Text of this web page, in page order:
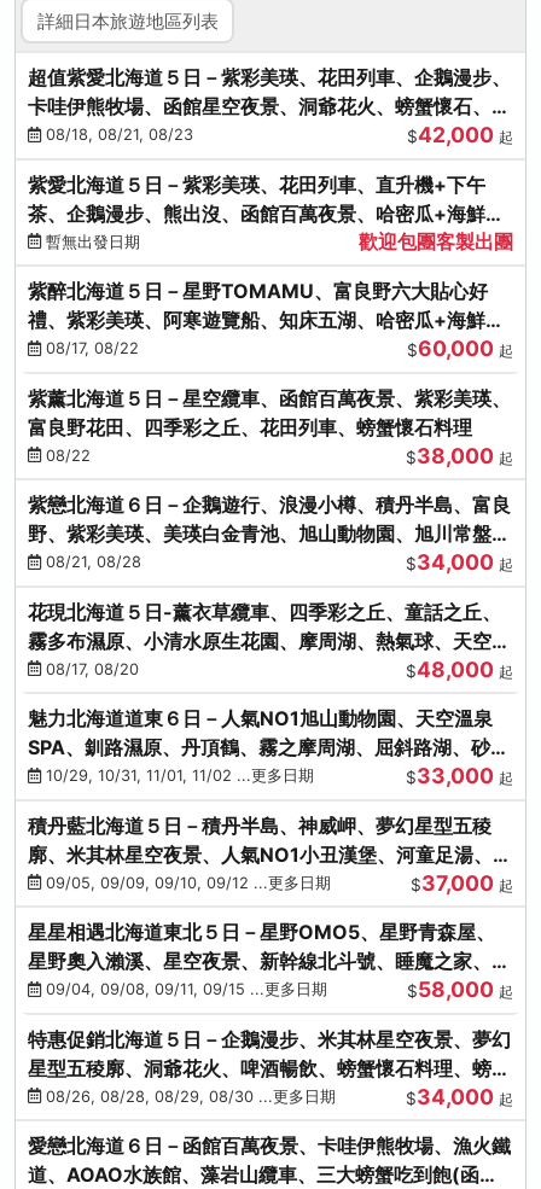
詳細日本旅遊地區列表
超值紫愛北海道５日－紫彩美瑛、花田列車、企鵝漫步、
卡哇伊熊牧場、函館星空夜景、洞爺花火、螃蟹懷石、啤
酒暢飲
08/18, 08/21, 08/23 $42,000 起
紫愛北海道５日－紫彩美瑛、花田列車、直升機+下午
茶、企鵝漫步、熊出沒、函館百萬夜景、哈密瓜+海鮮和
牛八大螃蟹吃到飽
暫無出發日期 歡迎包團客製出團
紫醉北海道５日－星野TOMAMU、富良野六大貼心好
禮、紫彩美瑛、阿寒遊覽船、知床五湖、哈密瓜+海鮮和
牛螃蟹吃到飽
08/17, 08/22 $60,000 起
紫薰北海道５日－星空纜車、函館百萬夜景、紫彩美瑛、
富良野花田、四季彩之丘、花田列車、螃蟹懷石料理
08/22 $38,000 起
紫戀北海道６日－企鵝遊行、浪漫小樽、積丹半島、富良
野、紫彩美瑛、美瑛白金青池、旭山動物園、旭川常盤旋
轉塔08/21, 08/28 $34,000 起
花現北海道５日-薰衣草纜車、四季彩之丘、童話之丘、
霧多布濕原、小清水原生花園、摩周湖、熱氣球、天空溫
泉SPA、螃蟹吃到飽
08/17, 08/20 $48,000 起
魅力北海道道東６日－人氣NO1旭山動物園、天空溫泉
SPA、釧路濕原、丹頂鶴、霧之摩周湖、屈斜路湖、砂湯
體驗10/29, 10/31, 11/01, 11/02 ...更多日期 $33,000 起
積丹藍北海道５日－積丹半島、神威岬、夢幻星型五稜
廓、米其林星空夜景、人氣NO1小丑漢堡、河童足湯、奇
幻燈遊步道、璀璨溪谷
09/05, 09/09, 09/10, 09/12 ...更多日期 $37,000 起
星星相遇北海道東北５日－星野OMO5、星野青森屋、
星野奧入瀨溪、星空夜景、新幹線北斗號、睡魔之家、十
和田湖(不進免稅店)
09/04, 09/08, 09/11, 09/15 ...更多日期 $58,000 起
特惠促銷北海道５日－企鵝漫步、米其林星空夜景、夢幻
星型五稜廓、洞爺花火、啤酒暢飲、螃蟹懷石料理、螃蟹
吃到飽
08/26, 08/28, 08/29, 08/30 ...更多日期 $34,000 起
愛戀北海道６日－函館百萬夜景、卡哇伊熊牧場、漁火鐵
道、AOAO水族館、藻岩山纜車、三大螃蟹吃到飽(函館/